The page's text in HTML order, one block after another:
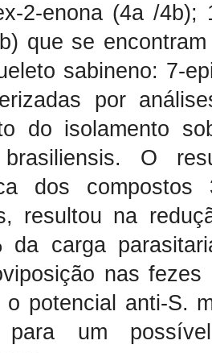
2-enona (4a /4b);
que se
sabineno: 7-
por
do isolamento
O
dos
resultou na
da carga
nas
o potencial anti-S.
para um